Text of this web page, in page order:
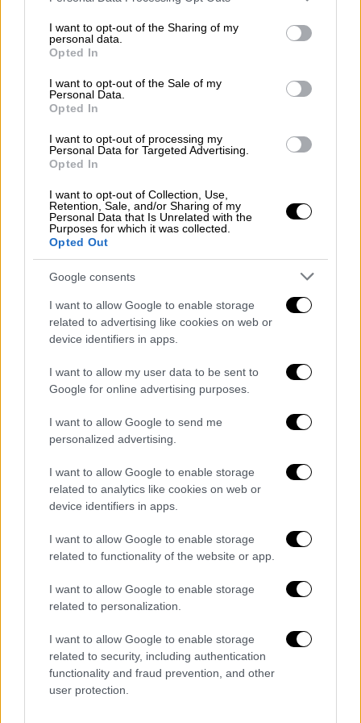
not limited to your visit or usage behaviour. You may click to
grant or deny consent to Google and its third-party tags to
use your data for below specified purposes in below Google
consent section.
I want to opt-out of the Sharing of my
personal data.
Opted In
I want to opt-out of the Sale of my
Personal Data.
Opted In
I want to opt-out of processing my
Personal Data for Targeted Advertising.
Opted In
I want to opt-out of Collection, Use,
Retention, Sale, and/or Sharing of my
Personal Data that Is Unrelated with the
Purposes for which it was collected.
Opted Out
Google consents
I want to allow Google to enable storage
related to advertising like cookies on web or
device identifiers in apps.
I want to allow my user data to be sent to
Google for online advertising purposes.
I want to allow Google to send me
personalized advertising.
I want to allow Google to enable storage
related to analytics like cookies on web or
device identifiers in apps.
I want to allow Google to enable storage
related to functionality of the website or app.
I want to allow Google to enable storage
related to personalization.
I want to allow Google to enable storage
related to security, including authentication
functionality and fraud prevention, and other
user protection.
χρόνια.
Αγορά μεταχειρισμένου αυτοκινήτου
Έλεγχος κατάστασης και προέλευση
Πριν ολοκληρωθεί οποιαδήποτε αγορά